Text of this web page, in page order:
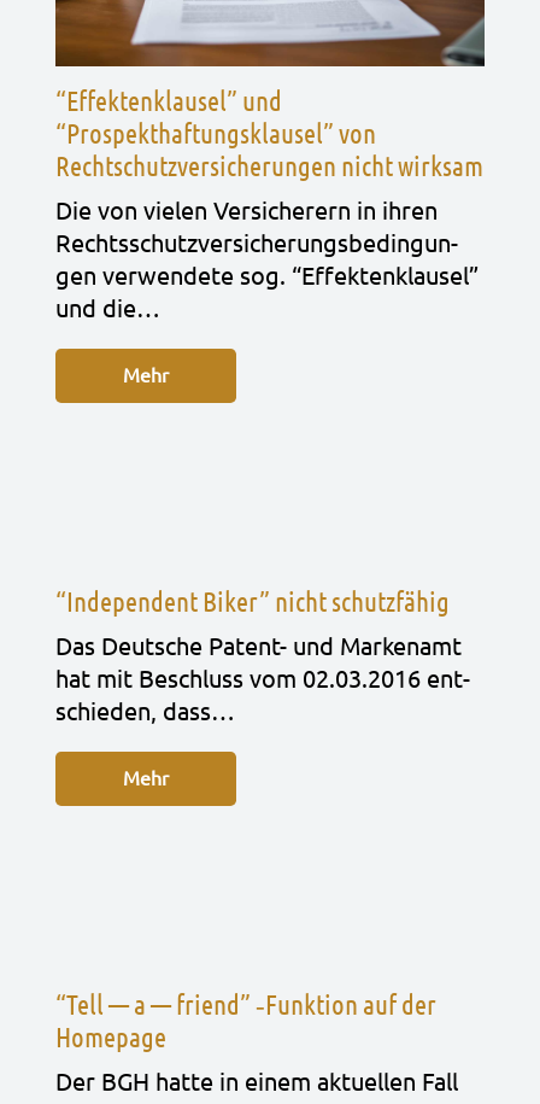
“Effektenklausel” und
“Prospekthaftungsklausel” von
Rechtschutzversicherungen nicht wirksam
Die von vie­len Ver­si­che­rern in ihren
Rechts­schutz­ver­si­che­rungs­be­din­gun­
gen ver­wen­de­te sog. “Effek­ten­klau­sel”
und die…
Mehr
“Independent Biker” nicht schutzfähig
Das Deut­sche Patent- und Mar­ken­amt
hat mit Beschluss vom 02.03.2016 ent­
schie­den, dass…
Mehr
“Tell — a — friend” ‑Funktion auf der
Homepage
Der BGH hatte in einem aktu­el­len Fall